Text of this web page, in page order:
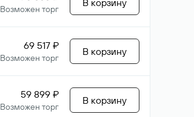
Возможен торг
В корзину
69 517 ₽
Возможен торг
В корзину
59 899 ₽
Возможен торг
В корзину